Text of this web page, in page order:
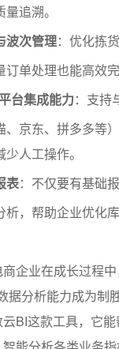
追溯。
波次管理：优化拣
单处理也能高效完
台集成能力：支持
、京东、拼多多等
人工操作。
表：不仅要有基础
析，帮助企业优化
企业在成长过程
据分析能力成为制
BI这款工具，它